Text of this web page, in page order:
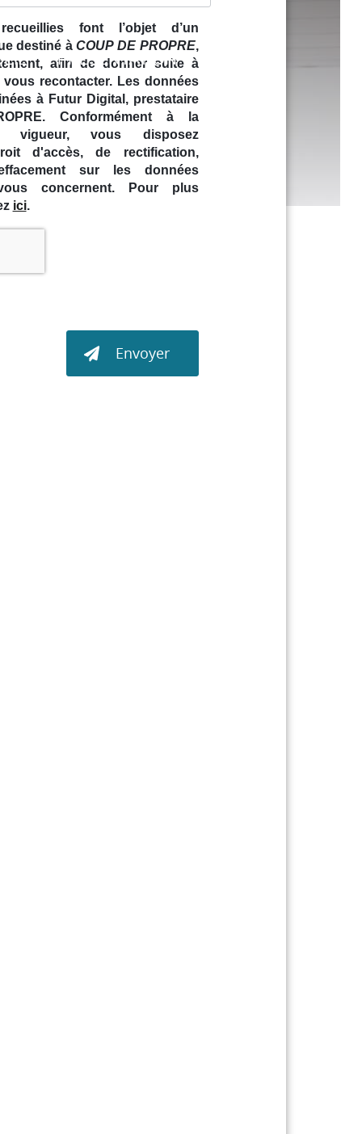
PRÉSENTATION
font l’objet d’un
destiné àCOUP DE PROPRE,
afin de donner suite à
recontacter. Les données
à Futur Digital, prestataire
Conformément à la
vigueur, vous disposez
d'accès, de rectification,
sur les données
concernent. Pour plus
ici.